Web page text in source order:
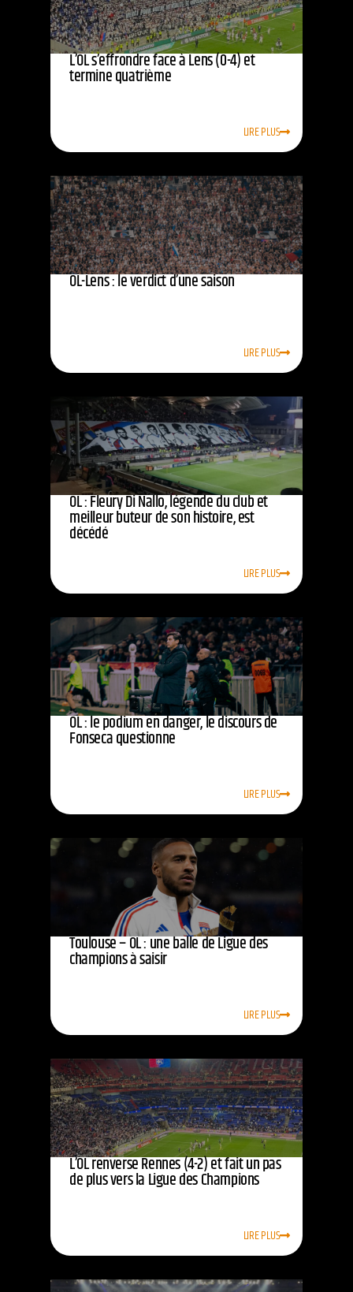
L’OL s’effrondre face à Lens (0-4) et
termine quatrième
LIRE PLUS
OL-Lens : le verdict d’une saison
LIRE PLUS
OL : Fleury Di Nallo, légende du club et
meilleur buteur de son histoire, est
décédé
LIRE PLUS
OL : le podium en danger, le discours de
Fonseca questionne
LIRE PLUS
Toulouse – OL : une balle de Ligue des
champions à saisir
LIRE PLUS
L’OL renverse Rennes (4-2) et fait un pas
de plus vers la Ligue des Champions
LIRE PLUS